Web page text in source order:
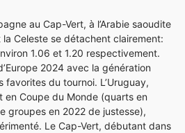
au Cap-Vert, à l’Arabie saoudite
la Celeste se détachent clairement:
1.06 et 1.20 respectivement.
2024 avec la génération
favorites du tournoi. L’Uruguay,
en Coupe du Monde (quarts en
groupes en 2022 de justesse),
Le Cap-Vert, débutant dans